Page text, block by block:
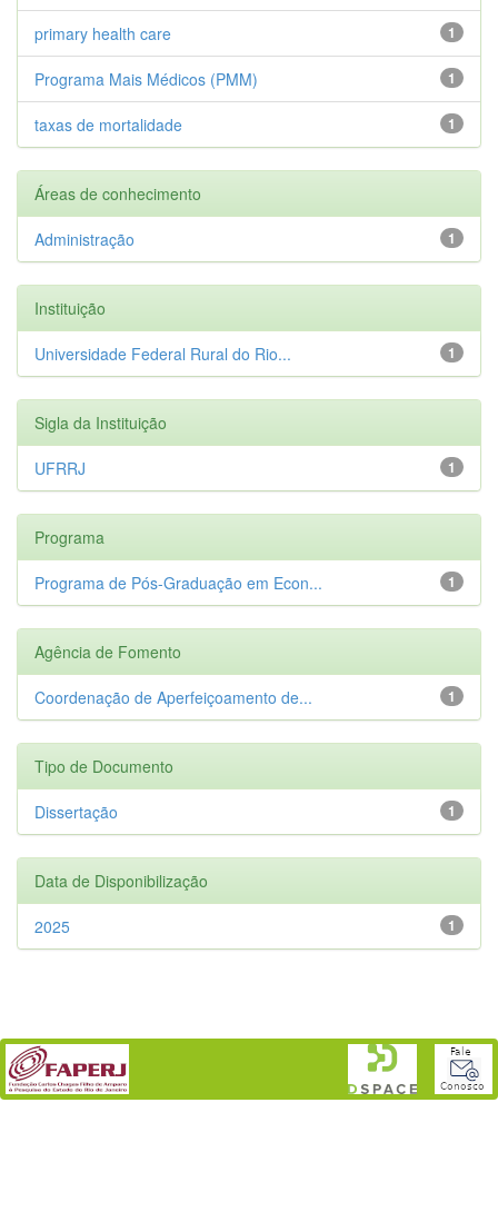
1
primary health care
1
Programa Mais Médicos (PMM)
1
taxas de mortalidade
Áreas de conhecimento
1
Administração
Instituição
1
Universidade Federal Rural do Rio...
Sigla da Instituição
1
UFRRJ
Programa
1
Programa de Pós-Graduação em Econ...
Agência de Fomento
1
Coordenação de Aperfeiçoamento de...
Tipo de Documento
1
Dissertação
Data de Disponibilização
1
2025